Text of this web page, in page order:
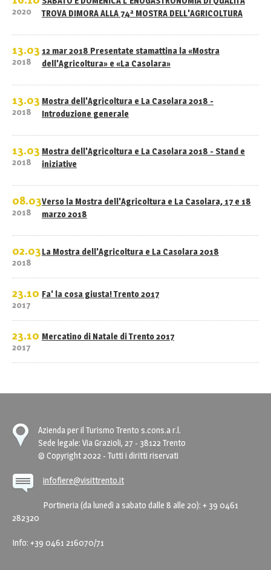
2020
TROVA DIMORA ALLA 74ª MOSTRA DELL'AGRICOLTURA
13.03
2018
12 mar 2018 Presentate stamattina la «Mostra
dell'Agricoltura» e «La Casolara»
13.03
2018
Mostra dell'Agricoltura e La Casolara 2018 -
Introduzione generale
13.03
2018
Mostra dell'Agricoltura e La Casolara 2018 - Stand e
iniziative
08.03
2018
Verso la Mostra dell'Agricoltura e La Casolara, 17 e 18
marzo 2018
02.03
2018
La Mostra dell'Agricoltura e La Casolara 2018
23.10
2017
Fa' la cosa giusta! Trento 2017
23.10
2017
Mercatino di Natale di Trento 2017
Azienda per il Turismo Trento s.cons.a r.l.
Sede legale: Via Grazioli, 27 - 38122 Trento
© Copyright 2022 - Tutti i diritti riservati
infofiere@visittrento.it
Portineria (da lunedì a sabato dalle 8 alle 20): + 39 0461
282320
Info: +39 0461 216070/71